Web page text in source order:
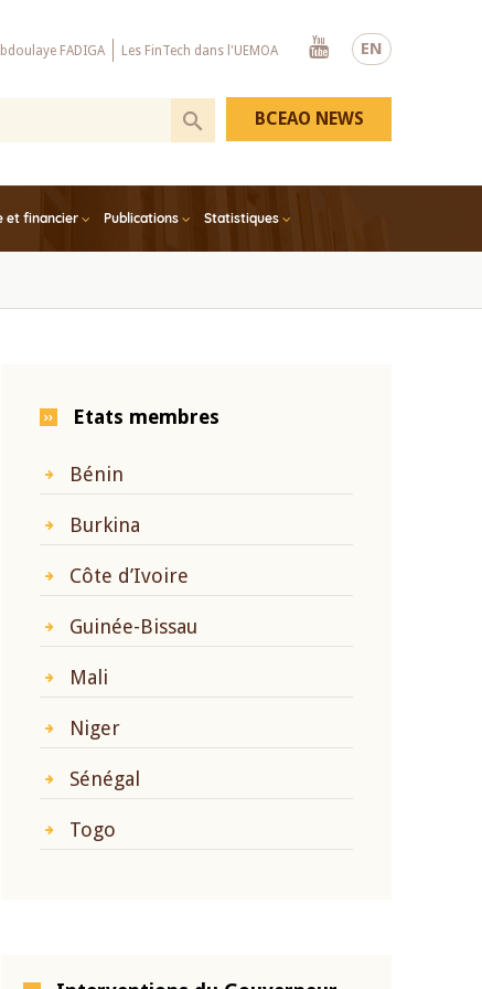
EN
FADIGA Les FinTech dans l'UEMOA
Youtube
et financier Publications Statistiques
BCEAO NEWS
Etats membres
Bénin
Burkina
Côte d’Ivoire
Guinée-Bissau
Mali
Niger
Sénégal
Togo